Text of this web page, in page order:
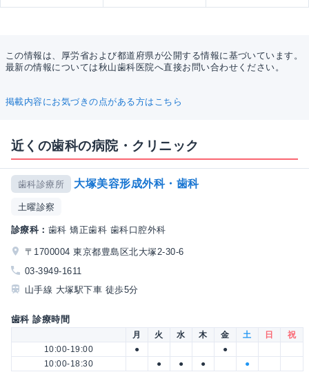
この情報は、厚労省および都道府県が公開する情報に基づいています。
最新の情報については秋山歯科医院へ直接お問い合わせください。
掲載内容にお気づきの点がある方はこちら
近くの歯科の病院・クリニック
歯科診療所 大塚美容形成外科・歯科
土曜診察
診療科： 歯科 矯正歯科 歯科口腔外科
〒1700004 東京都豊島区北大塚2-30-6
03-3949-1611
山手線 大塚駅下車 徒歩5分
歯科 診療時間
月 火 水 木 金 土 日
祝
10:00-19:00
●
●
10:00-18:30
● ● ● ●